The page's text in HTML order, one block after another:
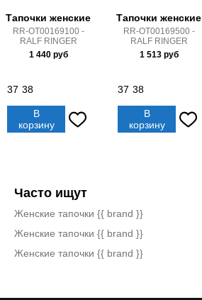
Тапочки женские
RR-OT00169100 -
RALF RINGER
1 440руб
37 38
В
корзину
Тапочки женские
RR-OT00169500 -
RALF RINGER
1 513руб
37 38
В
корзину
Часто ищут
Женские тапочки {{ brand }}
Женские тапочки {{ brand }}
Женские тапочки {{ brand }}